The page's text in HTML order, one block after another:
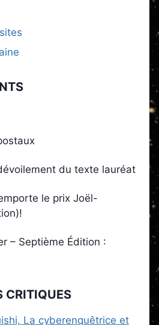
du texte lauréat
le prix Joël-
– Septième Édition :
CRITIQUES
La cyberenquêtrice et